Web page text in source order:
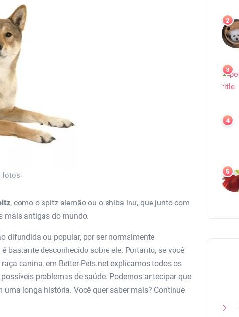
fotos
, como o spitz alemão ou o shiba inu, que junto com
mais antigas do mundo.
difundida ou popular, por ser normalmente
bastante desconhecido sobre ele. Portanto, se você
canina, em Better-Pets.net explicamos todos os
problemas de saúde. Podemos antecipar que
longa história. Você quer saber mais? Continue
2
3
4
5